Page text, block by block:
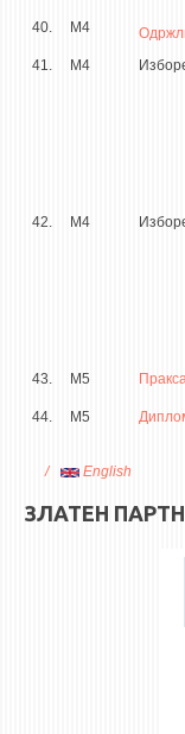
40. М4
41. М4
42. М4
43. М5
44. М5
English
ЗЛАТЕН